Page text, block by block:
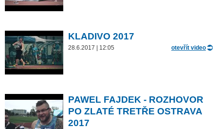
KLADIVO 2017
28.6.2017 | 12:05 otevřít video
PAWEL FAJDEK - ROZHOVOR
PO ZLATÉ TRETŘE OSTRAVA
2017